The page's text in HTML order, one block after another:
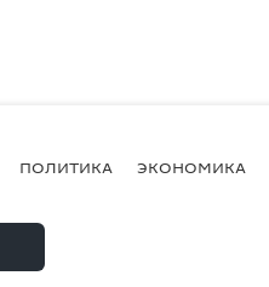
ПОЛИТИКА ЭКОНОМИКА